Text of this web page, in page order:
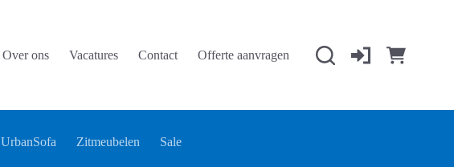
Over ons Vacatures Contact Offerte aanvragen
UrbanSofa Zitmeubelen Sale